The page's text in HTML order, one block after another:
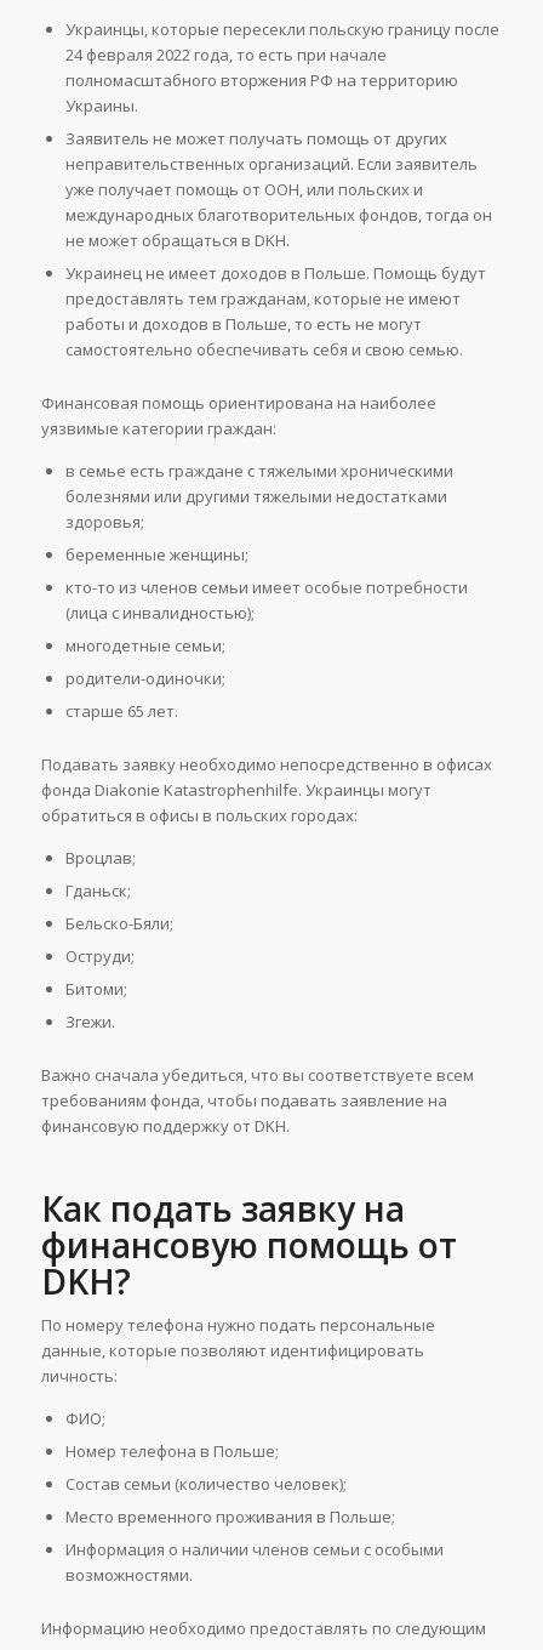
Украинцы, которые пересекли польскую границу после
24 февраля 2022 года, то есть при начале
полномасштабного вторжения РФ на территорию
Украины.
Заявитель не может получать помощь от других
неправительственных организаций. Если заявитель
уже получает помощь от ООН, или польских и
международных благотворительных фондов, тогда он
не может обращаться в DKH.
Украинец не имеет доходов в Польше. Помощь будут
предоставлять тем гражданам, которые не имеют
работы и доходов в Польше, то есть не могут
самостоятельно обеспечивать себя и свою семью.
Финансовая помощь ориентирована на наиболее
уязвимые категории граждан:
в семье есть граждане с тяжелыми хроническими
болезнями или другими тяжелыми недостатками
здоровья;
беременные женщины;
кто-то из членов семьи имеет особые потребности
(лица с инвалидностью);
многодетные семьи;
родители-одиночки;
старше 65 лет.
Подавать заявку необходимо непосредственно в офисах
фонда Diakonie Katastrophenhilfe. Украинцы могут
обратиться в офисы в польских городах:
Вроцлав;
Гданьск;
Бельско-Бяли;
Оструди;
Битоми;
Згежи.
Важно сначала убедиться, что вы соответствуете всем
требованиям фонда, чтобы подавать заявление на
финансовую поддержку от DKH.
Как подать заявку на
финансовую помощь от
DKH?
По номеру телефона нужно подать персональные
данные, которые позволяют идентифицировать
личность:
ФИО;
Номер телефона в Польше;
Состав семьи (количество человек);
Место временного проживания в Польше;
Информация о наличии членов семьи с особыми
возможностями.
Информацию необходимо предоставлять по следующим